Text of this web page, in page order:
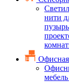
нити